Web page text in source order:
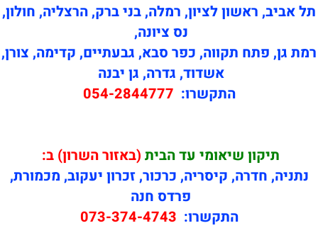
תל אביב, ראשון לציון, רמלה, בני ברק, הרצליה, חולון,
נס ציונה,
רמת גן, פתח תקווה, כפר סבא, גבעתיים, קדימה, צורן,
אשדוד, גדרה, גן יבנה
התקשרו: 054-2844777
תיקון שיאומי עד הבית (באזור השרון) ב:
נתניה, חדרה, קיסריה, כרכור, זכרון יעקוב, מכמורת,
פרדס חנה
התקשרו: 073-374-4743